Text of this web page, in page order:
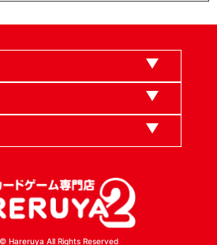
Hareruya All Rights Reserved